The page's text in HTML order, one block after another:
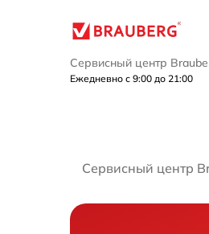
Сервисный центр
Ежедневно с 9:00 до 21:00
Сервисный центр